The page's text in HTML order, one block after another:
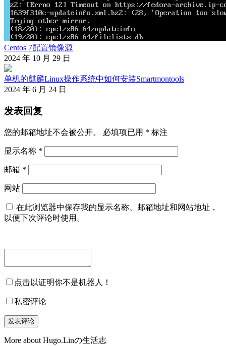
Centos 7配置镜像源
2024 年 10 月 29 日
单机的麒麟Linux操作系统中如何安装Smartmontools
2024 年 6 月 24 日
发表回复
您的邮箱地址不会被公开。 必填项已用 * 标注
显示名称 *
邮箱 *
网站
在此浏览器中保存我的显示名称、邮箱地址和网站地址，
以便下次评论时使用。
点击以证明你不是机器人！
私密评论
More about Hugo.Linの生活志